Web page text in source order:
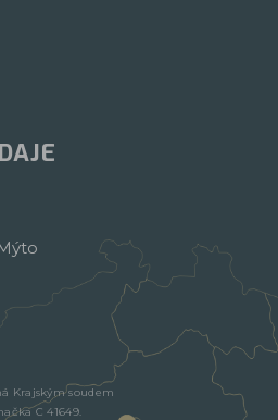
Krajským soudem
C 41649.